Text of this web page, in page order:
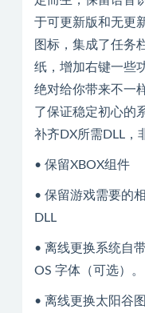
于可更新版和无更
图标，集成了任务
纸，增加右键一些
绝对给你带来不一
了保证稳定初心的
补齐DX所需DLL，
• 保留XBOX组件
• 保留游戏需要的
DLL
• 离线更换系统自
OS 字体（可选）。
• 离线更换太阳谷